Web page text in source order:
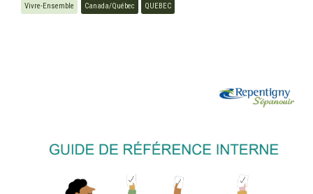
Vivre-Ensemble Canada/Québec QUEBEC